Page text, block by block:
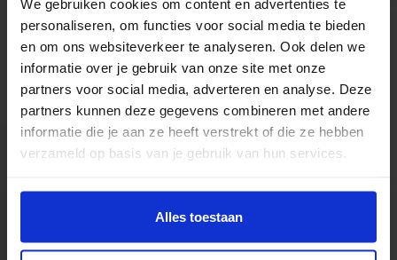
We gebruiken cookies om content en advertenties te
personaliseren, om functies voor social media te bieden
en om ons websiteverkeer te analyseren. Ook delen we
informatie over je gebruik van onze site met onze
partners voor social media, adverteren en analyse. Deze
partners kunnen deze gegevens combineren met andere
informatie die je aan ze heeft verstrekt of die ze hebben
verzameld op basis van je gebruik van hun services.
Alles toestaan
Veel verschillende bandbreedtes
Voor pakjes & doosjes en voor stortgoed
Extreem veel lopende banden direct leverbaar
Maatwerk mogelijk, nieuw en gebruikt